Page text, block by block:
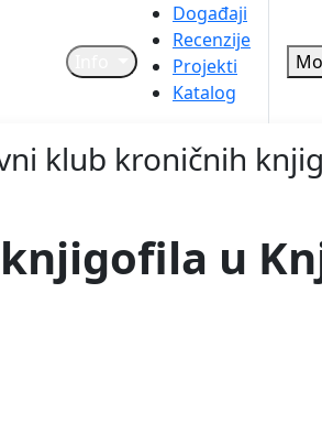
Događaji
Recenzije
Projekti
Katalog
klub kroničnih
u